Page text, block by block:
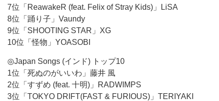
7位「ReawakeR (feat. Felix of Stray Kids)」LiSA
8位「踊り子」Vaundy
9位「SHOOTING STAR」XG
10位「怪物」YOASOBI
◎Japan Songs (インド) トップ10
1位「死ぬのがいいわ」藤井 風
2位「すずめ (feat. 十明)」RADWIMPS
3位「TOKYO DRIFT(FAST & FURIOUS)」TERIYAKI